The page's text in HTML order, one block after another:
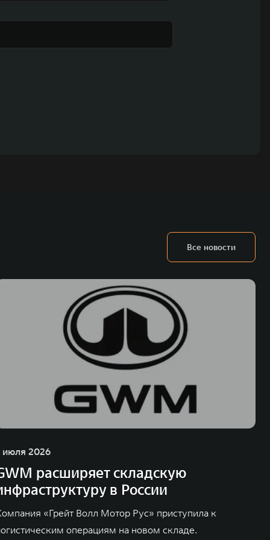
Все новости
июля 2026
расширяет складскую
в России
«Грейт Волл Мотор Рус» приступила к
операциям на новом складе.